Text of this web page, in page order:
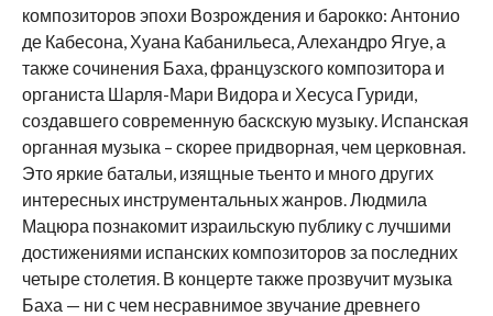
композиторов эпохи Возрождения и барокко: Антонио
де Кабесона, Хуана Кабанильеса, Алехандро Ягуе, а
также сочинения Баха, французского композитора и
органиста Шарля-Мари Видора и Хесуса Гуриди,
создавшего современную баскскую музыку. Испанская
органная музыка – скорее придворная, чем церковная.
Это яркие батальи, изящные тьенто и много других
интересных инструментальных жанров. Людмила
Мацюра познакомит израильскую публику с лучшими
достижениями испанских композиторов за последних
четыре столетия. В концерте также прозвучит музыка
Баха — ни с чем несравнимое звучание древнего